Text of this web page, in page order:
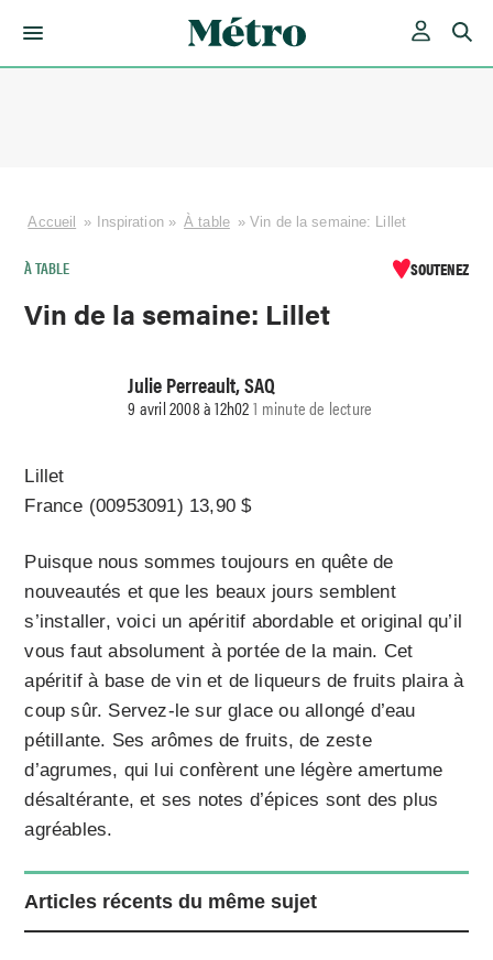
Accueil » Inspiration» À table »Vin de la semaine: Lillet
À TABLE SOUTENEZ
Vin de la semaine: Lillet
Julie Perreault, SAQ
9 avril 2008 à 12h021 minute de lecture
Lillet
France (00953091) 13,90 $
Puisque nous sommes toujours en quête de
nouveautés et que les beaux jours semblent
s’installer, voici un apéritif abordable et original qu’il
vous faut absolument à portée de la main. Cet
apéritif à base de vin et de liqueurs de fruits plaira à
coup sûr. Servez-le sur glace ou allongé d’eau
pétillante. Ses arômes de fruits, de zeste
d’agrumes, qui lui confèrent une légère amertume
désaltérante, et ses notes d’épices sont des plus
agréables.
Articles récents du même sujet